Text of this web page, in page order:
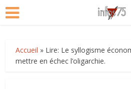
Accueil » Lire: Le syllogisme
mettre en échec l’oligarchie.